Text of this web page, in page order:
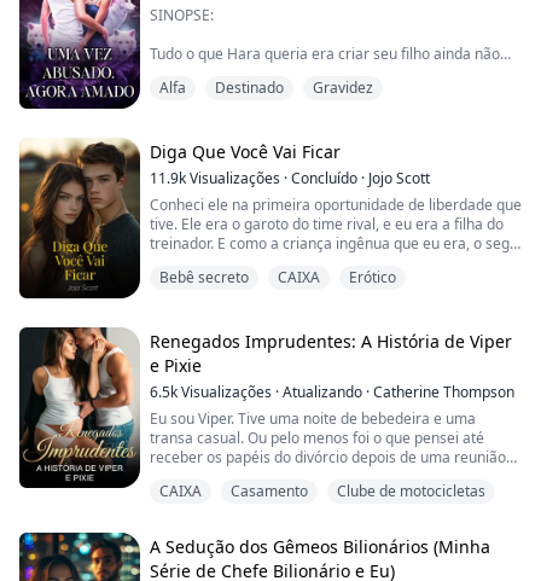
SINOPSE:
Tudo o que Hara queria era criar seu filho ainda não
Roland.
dos lobisomens, e Hara a escolheu como seu refúgio
seguro.
Ela se torna garçonete em um bar, e era um trabalho
tão normal quanto qualquer outro, até que ela conhece
Ryder, o Alfa da alcateia da Cruz Vermelha e dono do
bar....
Alfa Destinado Gravidez
Diga Que Você Vai Ficar
11.9kVisualizações ·Concluído · Jojo Scott
Conheci ele na primeira oportunidade de liberdade que
tive. Ele era o garoto do time rival, e eu era a filha do
treinador. E como a criança ingênua que eu era, o segui
se soubesse que ficaria grávida.
Cinco anos depois, ele voltou.
Bebê secreto CAIXA Erótico
Renegados Imprudentes: A História de Viper
e Pixie
6.5kVisualizações ·Atualizando ·Catherine Thompson
Eu sou Viper. Tive uma noite de bebedeira e uma
transa casual. Ou pelo menos foi o que pensei até
receber os papéis do divórcio depois de uma reunião
potencial. Aquela reunião quase destruiu meu clube
papéis e deixá-la ir embora para sempre, ou trabalhar
duro para consertar meus erros e fazer minh...
CAIXA Casamento Clube de motocicletas
A Sedução dos Gêmeos Bilionários (Minha
Série de Chefe Bilionário e Eu)